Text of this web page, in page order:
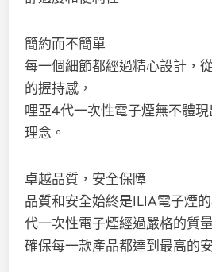
簡約而不簡單
每一個細節都經過精心設計，
的握持感，
哩亞4代一次性電子煙無不體
理念。
卓越品質，安全保障
品質和安全始終是ILIA電子煙
代一次性電子煙經過嚴格的質
確保每一款產品都達到最高的